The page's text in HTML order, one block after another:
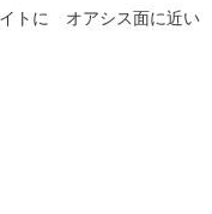
トに オアシス面に近い